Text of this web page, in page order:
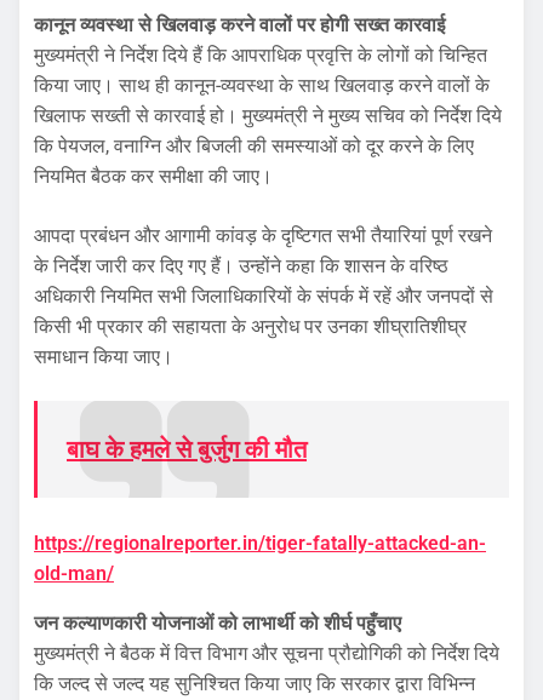
कानून व्यवस्था से खिलवाड़ करने वालों पर होगी सख्त कारवाई
मुख्यमंत्री ने निर्देश दिये हैं कि आपराधिक प्रवृत्ति के लोगों को चिन्हित
किया जाए। साथ ही कानून-व्यवस्था के साथ खिलवाड़ करने वालों के
खिलाफ सख्ती से कारवाई हो। मुख्यमंत्री ने मुख्य सचिव को निर्देश दिये
कि पेयजल, वनाग्नि और बिजली की समस्याओं को दूर करने के लिए
नियमित बैठक कर समीक्षा की जाए।
आपदा प्रबंधन और आगामी कांवड़ के दृष्टिगत सभी तैयारियां पूर्ण रखने
के निर्देश जारी कर दिए गए हैं। उन्होंने कहा कि शासन के वरिष्ठ
अधिकारी नियमित सभी जिलाधिकारियों के संपर्क में रहें और जनपदों से
किसी भी प्रकार की सहायता के अनुरोध पर उनका शीघ्रातिशीघ्र
समाधान किया जाए।
बाघ के हमले से बुर्जुग की मौत
https://regionalreporter.in/tiger-fatally-attacked-an-
old-man/
जन कल्याणकारी योजनाओं को लाभार्थी को शीर्घ पहुँचाए
मुख्यमंत्री ने बैठक में वित्त विभाग और सूचना प्रौद्योगिकी को निर्देश दिये
कि जल्द से जल्द यह सुनिश्चित किया जाए कि सरकार द्वारा विभिन्न